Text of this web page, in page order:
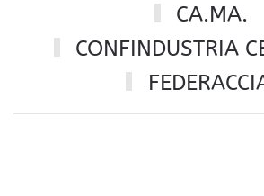
CA.MA.
CONFINDUSTRIA